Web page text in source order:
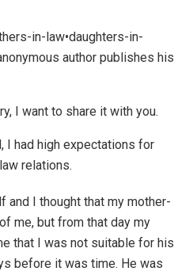
in-law•daughters-in-
author publishes his
I want to share it with you.
I had high expectations for
relations.
and I thought that my mother-
me, but from that day my
that I was not suitable for his
before it was time. He was